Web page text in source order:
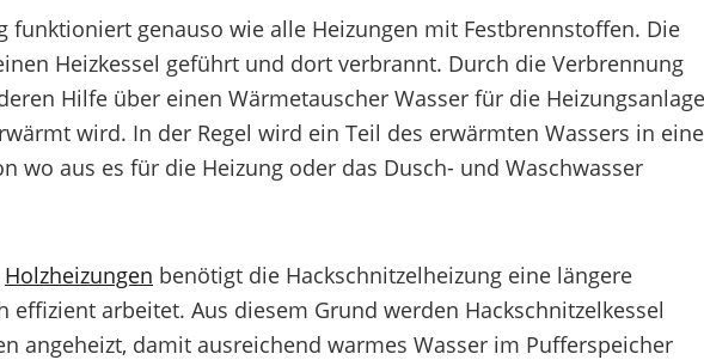
funktioniert genauso wie alle Heizungen mit Festbrennstoffen. Die
Heizkessel geführt und dort verbrannt. Durch die Verbrennung
Hilfe über einen Wärmetauscher Wasser für die Heizungsanlage
wird. In der Regel wird ein Teil des erwärmten Wassers in
wo aus es für die Heizung oder das Dusch- und Waschwasser
Holzheizungen benötigt die Hackschnitzelheizung eine längere
effizient arbeitet. Aus diesem Grund werden Hackschnitzelkessel
angeheizt, damit ausreichend warmes Wasser im Pufferspeicher